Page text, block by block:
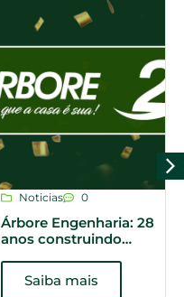
Noticias 0
Árbore Engenharia: 28
anos construindo
Saiba mais